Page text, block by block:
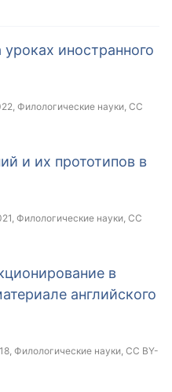
иностранного
, Филологические науки, CC
и их прототипов в
, Филологические науки, CC
в
английского
, Филологические науки, CC BY-